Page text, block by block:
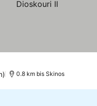
0.8 km bis Skinos